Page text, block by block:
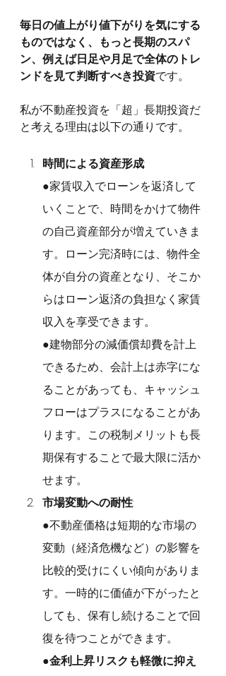
毎日の値上がり値下がりを気にする
ものではなく、もっと長期のスパ
ン、例えば日足や月足で全体のトレ
ンドを見て判断すべき投資です。
私が不動産投資を「超」長期投資だ
と考える理由は以下の通りです。
時間による資産形成:
●家賃収入でローンを返済して
いくことで、時間をかけて物件
の自己資産部分が増えていきま
す。ローン完済時には、物件全
体が自分の資産となり、そこか
らはローン返済の負担なく家賃
収入を享受できます。
●建物部分の減価償却費を計上
できるため、会計上は赤字にな
ることがあっても、キャッシュ
フローはプラスになることがあ
ります。この税制メリットも長
期保有することで最大限に活か
せます。
市場変動への耐性:
●不動産価格は短期的な市場の
変動（経済危機など）の影響を
比較的受けにくい傾向がありま
す。一時的に価値が下がったと
しても、保有し続けることで回
復を待つことができます。
●金利上昇リスクも軽微に抑え